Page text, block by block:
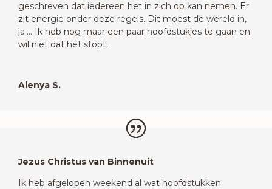
geschreven dat iedereen het in zich op kan nemen. Er
zit energie onder deze regels. Dit moest de wereld in,
ja…. Ik heb nog maar een paar hoofdstukjes te gaan en
wil niet dat het stopt.
Alenya S.
Jezus Christus van Binnenuit
Ik heb afgelopen weekend al wat hoofdstukken